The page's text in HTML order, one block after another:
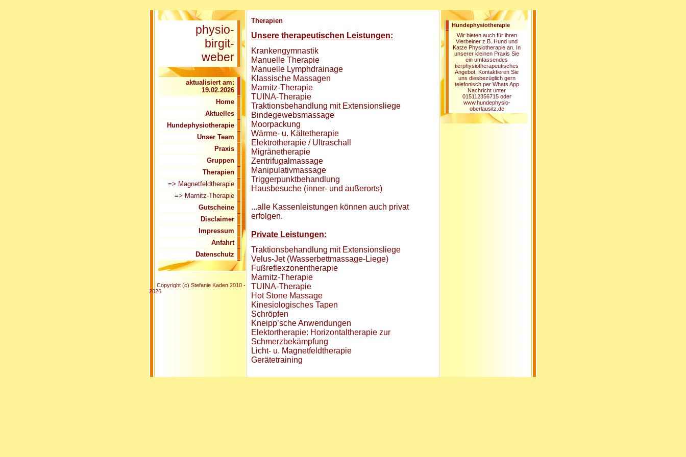
physio-
birgit-
weber
aktualisiert am:
19.02.2026
Home
Aktuelles
Hundephysiotherapie
Unser Team
Praxis
Gruppen
Therapien
=> Magnetfeldtherapie
=> Marnitz-Therapie
Gutscheine
Disclaimer
Impressum
Anfahrt
Datenschutz
Copyright (c) Stefanie Kaden 2010 -
2026
Therapien
Unsere therapeutischen Leistungen:
Krankengymnastik
Manuelle Therapie
Manuelle Lymphdrainage
Klassische Massagen
Marnitz-Therapie
TUINA-Therapie
Traktionsbehandlung mit Extensionsliege
Bindegewebsmassage
Moorpackung
Wärme- u. Kältetherapie
Elektrotherapie / Ultraschall
Migränetherapie
Zentrifugalmassage
Manipulativmassage
Triggerpunktbehandlung
Hausbesuche (inner- und außerorts)
...alle Kassenleistungen können auch privat
erfolgen.
Private Leistungen:
Traktionsbehandlung mit Extensionsliege
Velus-Jet (Wasserbettmassage-Liege)
Fußreflexzonentherapie
Marnitz-Therapie
TUINA-Therapie
Hot Stone Massage
Kinesiologisches Tapen
Schröpfen
Kneipp’sche Anwendungen
Elektortherapie: Horizontaltherapie zur
Schmerzbekämpfung
Licht- u. Magnetfeldtherapie
Gerätetraining
Hundephysiotherapie
Wir bieten auch für ihren
Vierbeiner z.B. Hund und
Katze Physiotherapie an. In
unserer kleinen Praxis Sie
ein umfassendes
tierphysiotherapeutisches
Angebot. Kontaktieren Sie
uns diesbezüglich gern
telefonisch per Whats App
Nachricht unter
015112356715 oder
www.hundephysio-
oberlausitz.de